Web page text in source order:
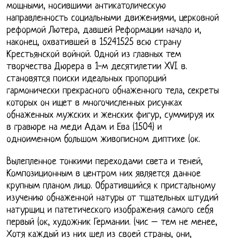
мощными, носившими антикатолическую
направленность социальными движениями, церковной
реформой Лютера, давшей Реформации начало и,
наконец, охватившей в 15241525 всю страну
Крестьянской войной. Одной из главных тем
творчества Дюрера в 1-м десятилетии XVI в.
становятся поиски идеальных пропорций
гармонически прекрасного обнаженного тела, секреты
которых он ищет в многочисленных рисунках
обнаженных мужских и женских фигур, суммируя их
в гравюре на меди Адам и Ева (1504) и
одноименном большом живописном диптихе (ок.
Вылепленное тонкими переходами света и теней,
Композиционным в центром них является данное
крупным планом лицо. Обратившийся к пристальному
изучению обнаженной натуры от тщательных штудий
натурщиц и патетического изображения самого себя
первый (ок, художник Германии. (чис – тем не менее,
Хотя каждый из них шел из своей страны, они,